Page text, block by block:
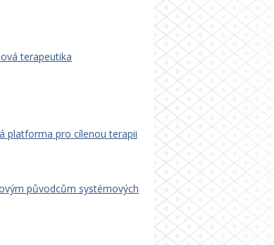
terapeutika
platforma pro cílenou terapii
původcům systémových